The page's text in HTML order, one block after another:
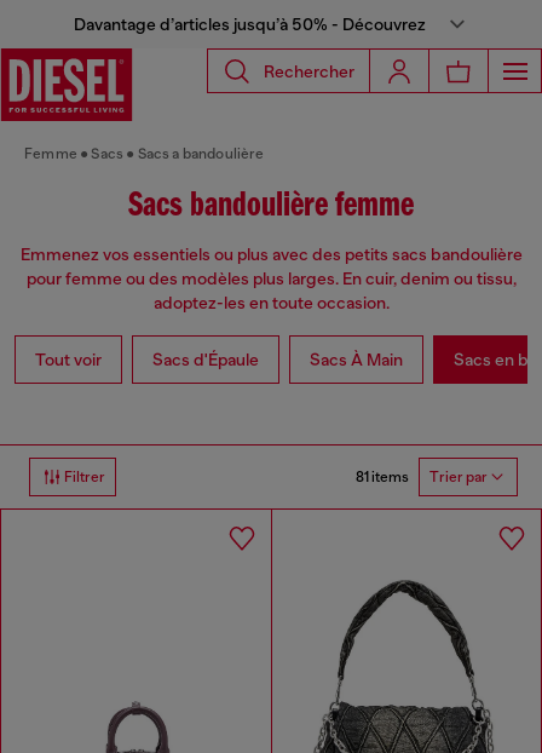
Davantage d’articles jusqu’à 50% - Découvrez
Rechercher
Femme Sacs Sacs a bandoulière
Sacs bandoulière femme
Emmenez vos essentiels ou plus avec des petits sacs bandoulière
pour femme ou des modèles plus larges. En cuir, denim ou tissu,
adoptez-les en toute occasion.
Tout voir Sacs d'Épaule Sacs À Main Sacs en
Filtrer 81 items Trier par